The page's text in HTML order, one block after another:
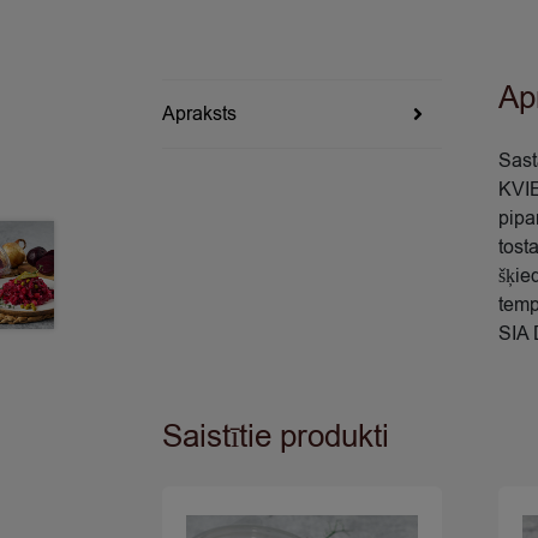
Apraksts
SIA
Saistītie produkti